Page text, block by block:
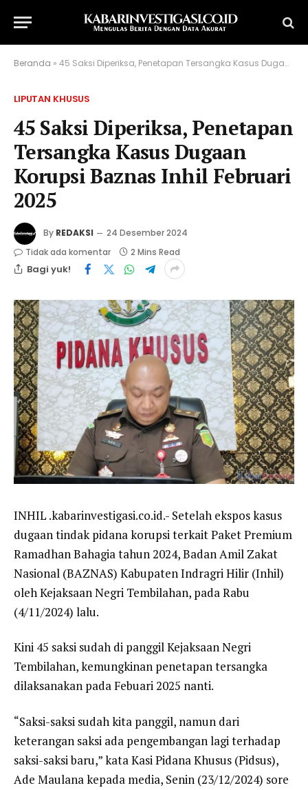
Beranda » 45 Saksi Diperiksa, Penetapan Tersangka Kasus Dugaan Korupsi Baznas Inhil Februari 2025
LIPUTAN KHUSUS
45 Saksi Diperiksa, Penetapan
Tersangka Kasus Dugaan
Korupsi Baznas Inhil Februari
2025
By REDAKSI
24 Desember 2024
Tidak ada komentar
2 Mins Read
Bagi yuk!
INHIL .kabarinvestigasi.co.id.- Setelah ekspos kasus
dugaan tindak pidana korupsi terkait Paket Premium
Ramadhan Bahagia tahun 2024, Badan Amil Zakat
Nasional (BAZNAS) Kabupaten Indragri Hilir (Inhil)
oleh Kejaksaan Negri Tembilahan, pada Rabu
(4/11/2024) lalu.
Kini 45 saksi sudah di panggil Kejaksaan Negri
Tembilahan, kemungkinan penetapan tersangka
dilaksanakan pada Febuari 2025 nanti.
“Saksi-saksi sudah kita panggil, namun dari
keterangan saksi ada pengembangan lagi terhadap
saksi-saksi baru,” kata Kasi Pidana Khusus (Pidsus),
Ade Maulana kepada media, Senin (23/12/2024) sore